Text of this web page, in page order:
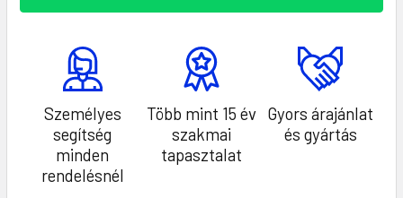
Személyes
segítség
minden
rendelésnél
Több mint 15 év
szakmai
tapasztalat
Gyors árajánlat
és gyártás